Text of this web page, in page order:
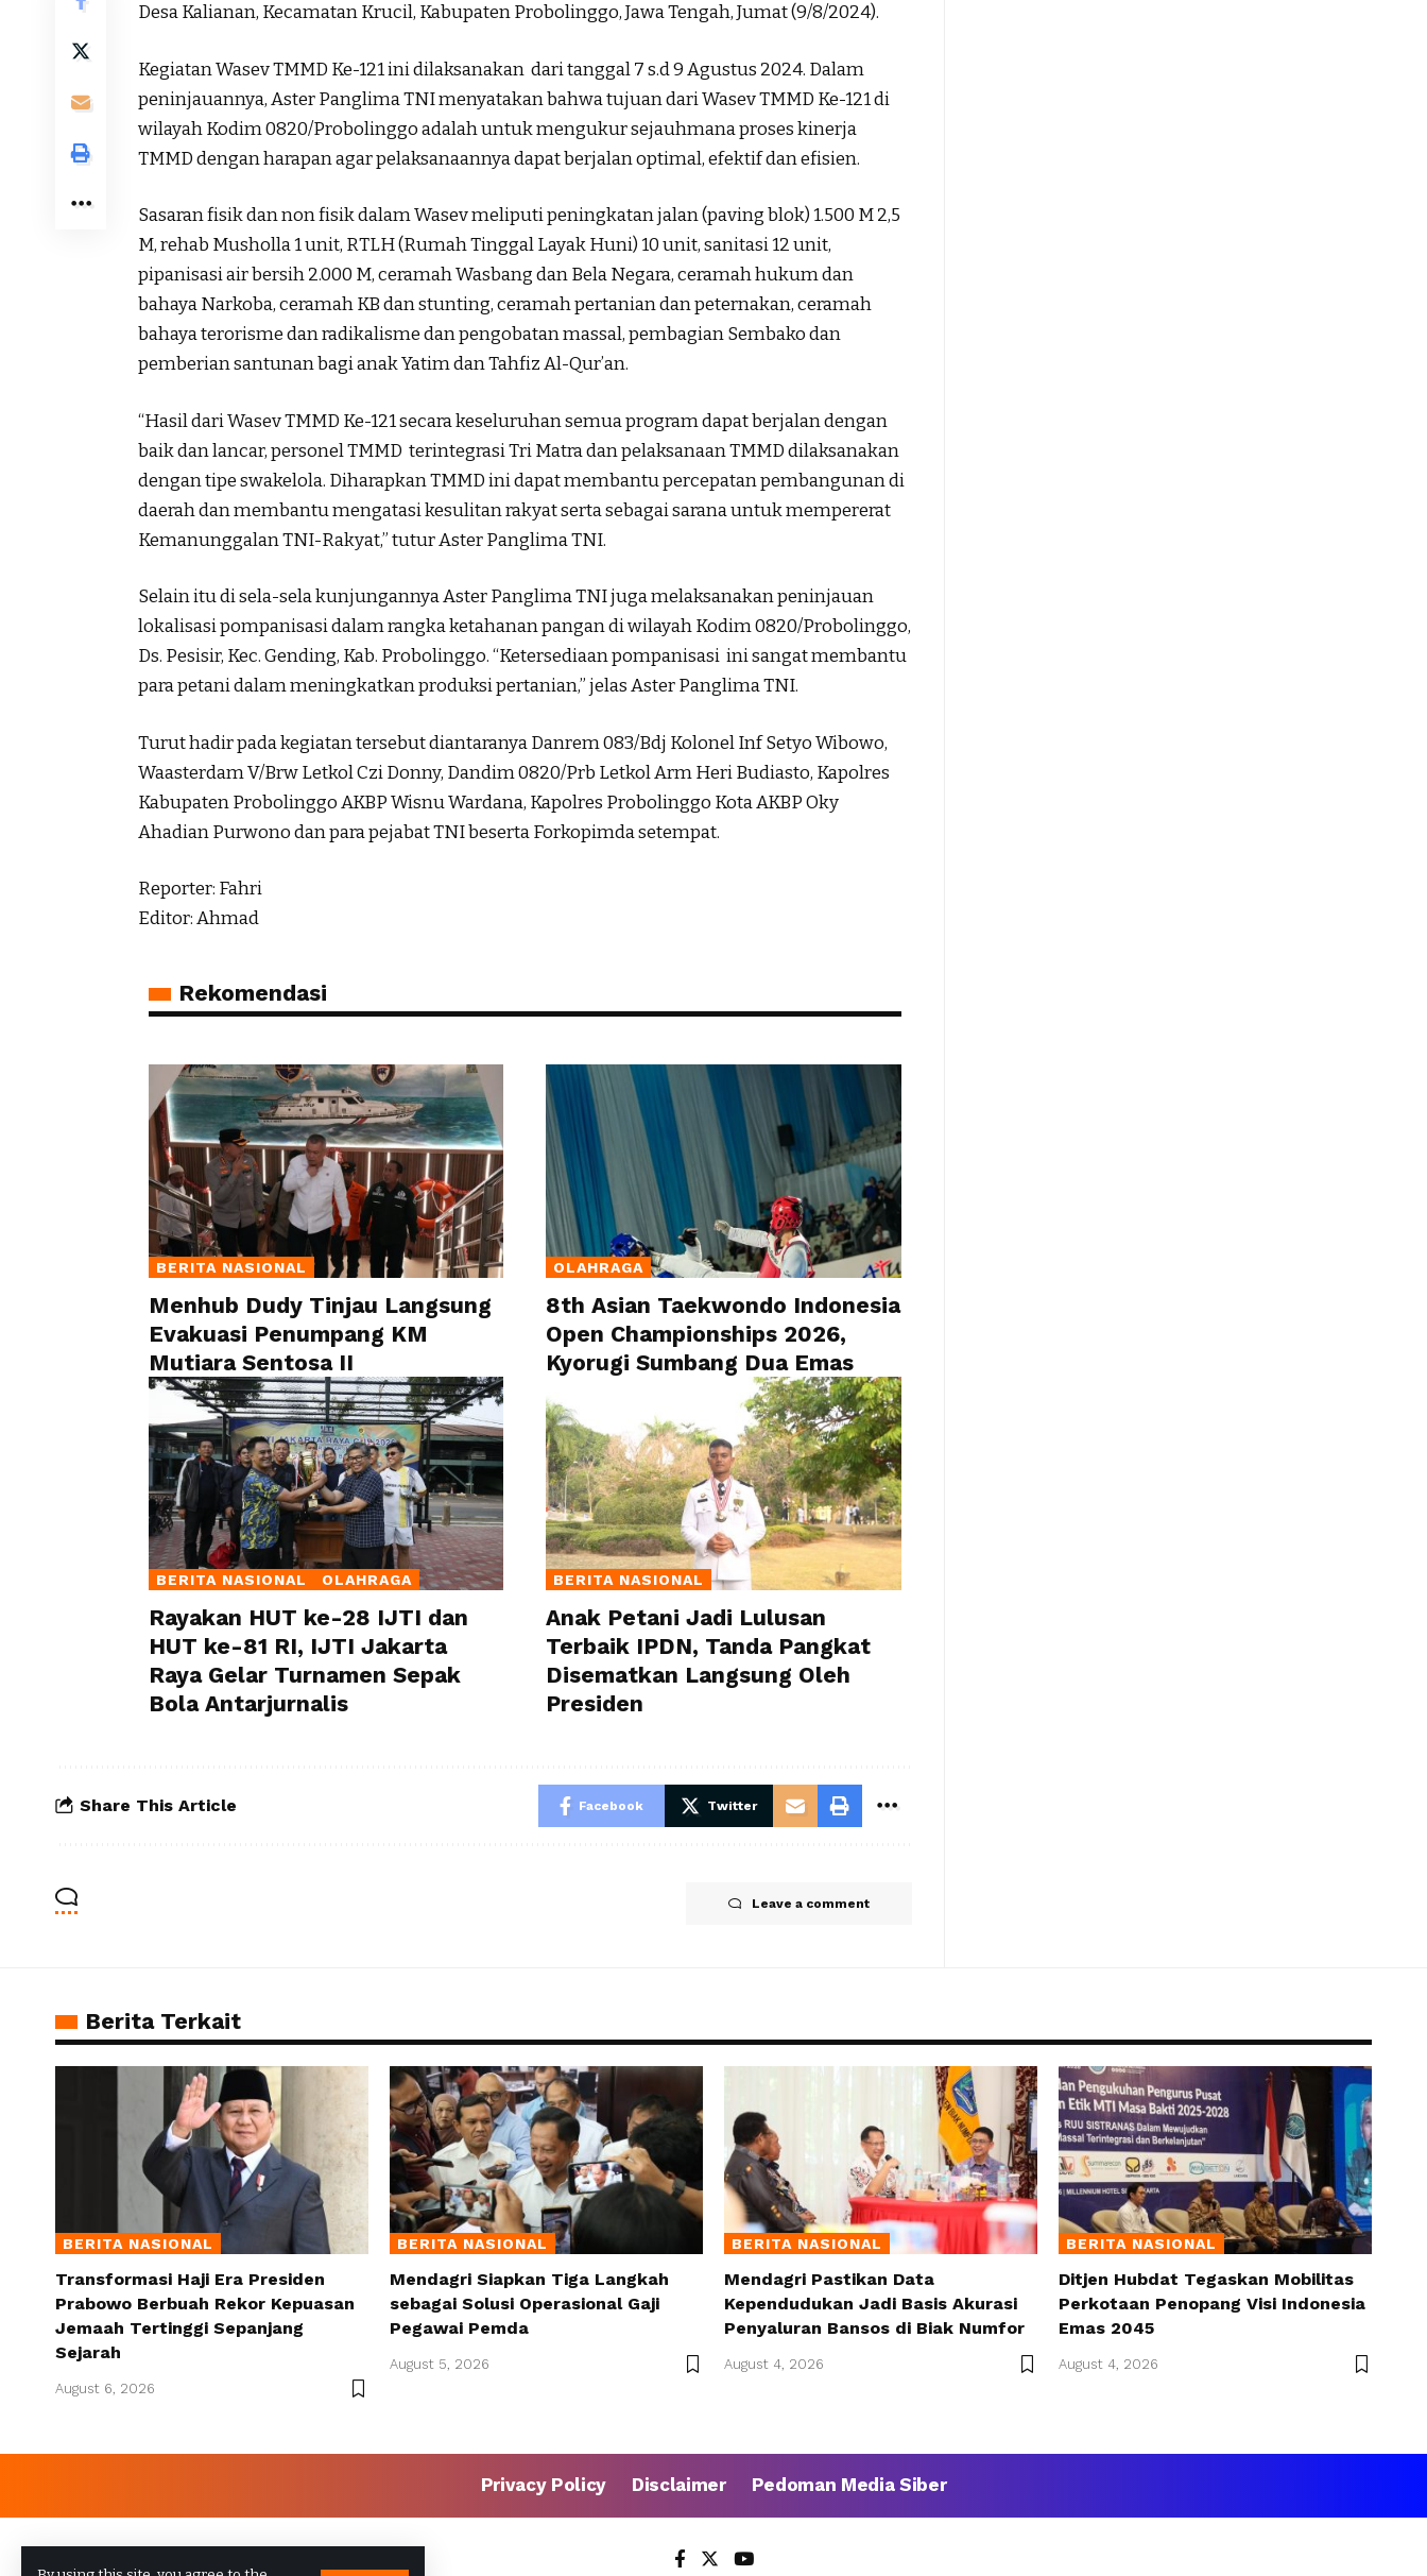
Desa Kalianan, Kecamatan Krucil, Kabupaten Probolinggo, Jawa Tengah, Jumat (9/8/2024).
Kegiatan Wasev TMMD Ke-121 ini dilaksanakan dari tanggal 7 s.d 9 Agustus 2024. Dalam
peninjauannya, Aster Panglima TNI menyatakan bahwa tujuan dari Wasev TMMD Ke-121 di
wilayah Kodim 0820/Probolinggo adalah untuk mengukur sejauhmana proses kinerja
TMMD dengan harapan agar pelaksanaannya dapat berjalan optimal, efektif dan efisien.
Sasaran fisik dan non fisik dalam Wasev meliputi peningkatan jalan (paving blok) 1.500 M 2,5
M, rehab Musholla 1 unit, RTLH (Rumah Tinggal Layak Huni) 10 unit, sanitasi 12 unit,
pipanisasi air bersih 2.000 M, ceramah Wasbang dan Bela Negara, ceramah hukum dan
bahaya Narkoba, ceramah KB dan stunting, ceramah pertanian dan peternakan, ceramah
bahaya terorisme dan radikalisme dan pengobatan massal, pembagian Sembako dan
pemberian santunan bagi anak Yatim dan Tahfiz Al-Qur’an.
“Hasil dari Wasev TMMD Ke-121 secara keseluruhan semua program dapat berjalan dengan
baik dan lancar, personel TMMD terintegrasi Tri Matra dan pelaksanaan TMMD dilaksanakan
dengan tipe swakelola. Diharapkan TMMD ini dapat membantu percepatan pembangunan di
daerah dan membantu mengatasi kesulitan rakyat serta sebagai sarana untuk mempererat
Kemanunggalan TNI-Rakyat,” tutur Aster Panglima TNI.
Selain itu di sela-sela kunjungannya Aster Panglima TNI juga melaksanakan peninjauan
lokalisasi pompanisasi dalam rangka ketahanan pangan di wilayah Kodim 0820/Probolinggo,
Ds. Pesisir, Kec. Gending, Kab. Probolinggo. “Ketersediaan pompanisasi ini sangat membantu
para petani dalam meningkatkan produksi pertanian,” jelas Aster Panglima TNI.
Turut hadir pada kegiatan tersebut diantaranya Danrem 083/Bdj Kolonel Inf Setyo Wibowo,
Waasterdam V/Brw Letkol Czi Donny, Dandim 0820/Prb Letkol Arm Heri Budiasto, Kapolres
Kabupaten Probolinggo AKBP Wisnu Wardana, Kapolres Probolinggo Kota AKBP Oky
Ahadian Purwono dan para pejabat TNI beserta Forkopimda setempat.
Reporter: Fahri
Editor: Ahmad
Rekomendasi
BERITA NASIONAL
Menhub Dudy Tinjau Langsung
Evakuasi Penumpang KM
Mutiara Sentosa II
OLAHRAGA
8th Asian Taekwondo Indonesia
Open Championships 2026,
Kyorugi Sumbang Dua Emas
BERITA NASIONAL OLAHRAGA
Rayakan HUT ke-28 IJTI dan
HUT ke-81 RI, IJTI Jakarta
Raya Gelar Turnamen Sepak
Bola Antarjurnalis
BERITA NASIONAL
Anak Petani Jadi Lulusan
Terbaik IPDN, Tanda Pangkat
Disematkan Langsung Oleh
Presiden
Share This Article Facebook Twitter
Leave a comment
Berita Terkait
BERITA NASIONAL
Transformasi Haji Era Presiden
Prabowo Berbuah Rekor Kepuasan
Jemaah Tertinggi Sepanjang
Sejarah
August 6, 2026
BERITA NASIONAL
Mendagri Siapkan Tiga Langkah
sebagai Solusi Operasional Gaji
Pegawai Pemda
August 5, 2026
BERITA NASIONAL
Mendagri Pastikan Data
Kependudukan Jadi Basis Akurasi
Penyaluran Bansos di Biak Numfor
August 4, 2026
BERITA NASIONAL
Ditjen Hubdat Tegaskan Mobilitas
Perkotaan Penopang Visi Indonesia
Emas 2045
August 4, 2026
Privacy Policy Disclaimer Pedoman Media Siber